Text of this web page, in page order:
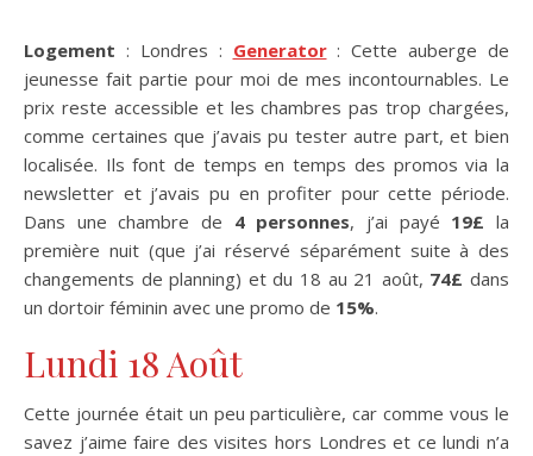
Logement : Londres : Generator: Cette auberge de
jeunesse fait partie pour moi de mes incontournables. Le
prix reste accessible et les chambres pas trop chargées,
comme certaines que j’avais pu tester autre part, et bien
localisée. Ils font de temps en temps des promos via la
newsletter et j’avais pu en profiter pour cette période.
Dans une chambre de 4 personnes, j’ai payé 19£ la
première nuit (que j’ai réservé séparément suite à des
changements de planning) et du 18 au 21 août, 74£ dans
un dortoir féminin avec une promo de 15%.
Lundi 18 Août
Cette journée était un peu particulière, car comme vous le
savez j’aime faire des visites hors Londres et ce lundi n’a